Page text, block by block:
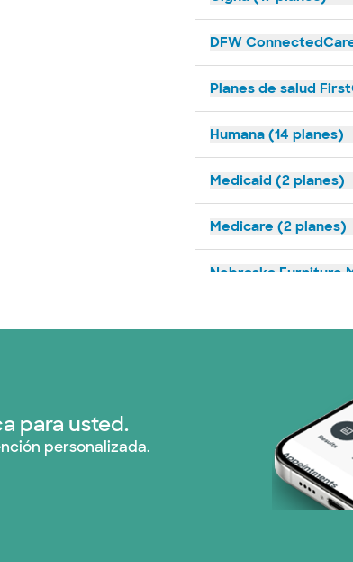
DFW
Planes de salud
Humana (14 planes)
Medicaid (2 planes)
Medicare (2 planes)
Nebraska Furniture
Plan de Salud
Tricare (3 planes)
TriWest HealthCare
para usted.
personalizada.